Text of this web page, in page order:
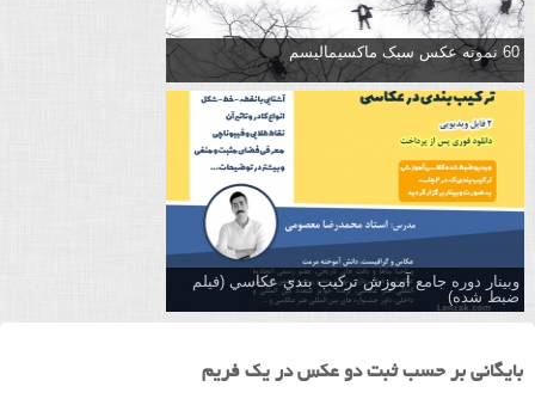
60 نمونه عکس سبک ماکسیمالیسم
وبینار دوره جامع آموزش تركيب بندي عكاسي (فیلم
ضبط شده)
بایگانی بر حسب ثبت دو عکس در یک فریم